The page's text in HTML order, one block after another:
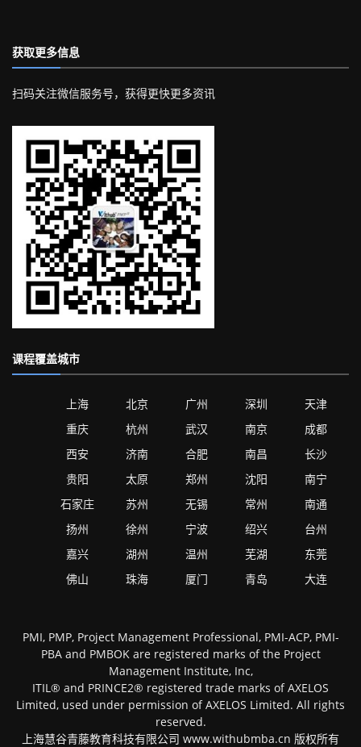
获取更多信息
扫码关注微信服务号，获得更快更多资讯
课程覆盖城市
上海 北京 广州 深圳
天津
重庆
杭州 武汉 南京
成都
西安
济南 合肥 南昌
长沙
贵阳
太原 郑州 沈阳
南宁
石家庄
苏州 无锡 常州
南通
扬州
徐州 宁波 绍兴
台州
嘉兴
湖州 温州 芜湖
东莞
佛山
珠海 厦门 青岛 大连
PMI, PMP, Project Management Professional, PMI-ACP, PMI-
PBA and PMBOK are registered marks of the Project
Management Institute, Inc,
ITIL® and PRINCE2® registered trade marks of AXELOS
Limited, used under permission of AXELOS Limited. All rights
reserved.
上海慧谷青藤教育科技有限公司 www.withubmba.cn 版权所有